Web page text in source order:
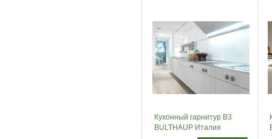
Кухонный гарнитур B3
BULTHAUP Италия